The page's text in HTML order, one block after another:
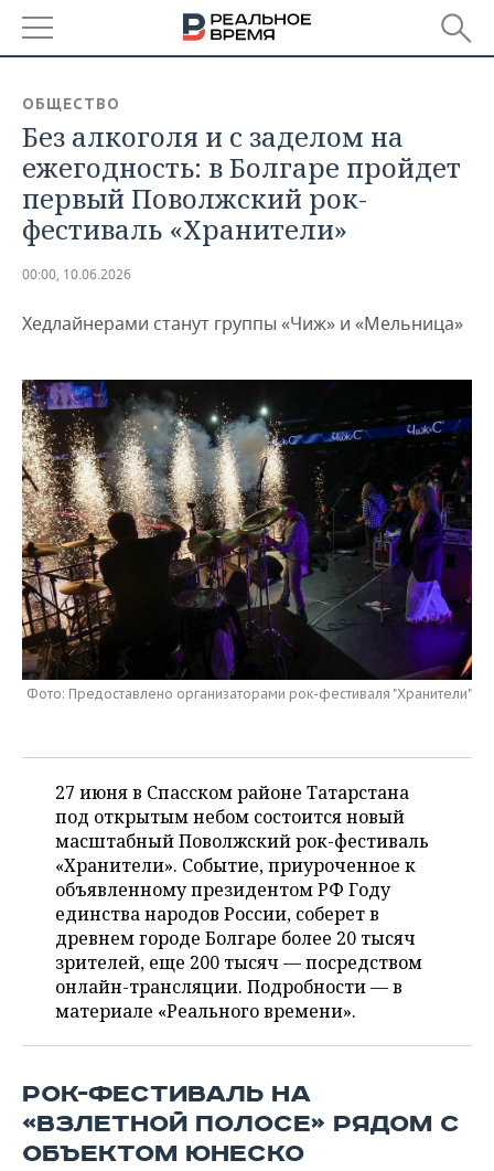
БАШКОРТОСТАН
ТАТАРСТАН
УДМУРТИЯ
НОВОСТИ
АНАЛИТИКА
НОВОСТИ АНАЛИТИКИ
ДЕКЛАРАЦИИ О ДОХОДАХ
КОРОЛИ ГОСЗАКАЗА ПФО
ВУЗЫ ТАТАРСТАНА
КОМУ ПРИНАДЛЕЖАТ
ТОРГОВЫЕ ЦЕНТРЫ
ТАТАРСТАНА
ЭКОНОМИКА
НОВОСТИ ЭКОНОМИКИ
ФИНАНСЫ
БАНКИ
БЮДЖЕТ
ИНВЕСТИЦИИ
ПРОМЫШЛЕННОСТЬ
НОВОСТИ
АГРОПРОМ
МАШИНОСТРОЕНИЕ
НЕФТЕХИМИЯ
НЕФТЬ
ОПК
ЭНЕРГЕТИКА
НЕДВИЖИМОСТЬ
НОВОСТИ НЕДВИЖИМОСТИ
АВТО
НОВОСТИ АВТО
БИЗНЕС
НОВОСТИ БИЗНЕСА
РОЗНИЧНАЯ ТОРГОВЛЯ
ТРАНСПОРТ
УСЛУГИ
ТЕХНОЛОГИИ
НОВОСТИ ТЕХНОЛОГИЙ
IT
МЕДИА
ТЕЛЕКОММУНИКАЦИИ
МЕРОПРИЯТИЯ
НОВОСТИ МЕРОПРИЯТИЙ
ВЫЕЗДНАЯ РЕДАКЦИЯ
БИЗНЕС-БРАНЧИ
ОТКРЫТАЯ ЛЕКЦИЯ
СПОРТ
НОВОСТИ СПОРТА
ФУТБОЛ
БАСКЕТБОЛ
ВОЛЕЙБОЛ
КИБЕРСПОРТ
ФИГУРНОЕ КАТАНИЕ
ВОДНЫЕ ВИДЫ СПОРТА
ХОККЕЙ С МЯЧОМ
ОБЩЕСТВО
НОВОСТИ ОБЩЕСТВА
ИНФРАСТРУКТУРА
ИСТОРИЯ
КУЛЬТУРА
МЕДИЦИНА
ОБРАЗОВАНИЕ
ПРОИСШЕСТВИЯ
ФОТОГАЛЕРЕЯ
СПРАВОЧНИК
СПИСОК ПЕРСОН
СПИСОК КОМПАНИЙ
ПОЛНАЯ ВЕРСИЯ
ОБЩЕСТВО
Без алкоголя и с заделом на
ежегодность: в Болгаре пройдет
первый Поволжский рок-
фестиваль «Хранители»
00:00, 10.06.2026
Хедлайнерами станут группы «Чиж» и «Мельница»
Фото: Предоставлено организаторами рок-фестиваля "Хранители"
27 июня в Спасском районе Татарстана
под открытым небом состоится новый
масштабный Поволжский рок-фестиваль
«Хранители». Событие, приуроченное к
объявленному президентом РФ Году
единства народов России, соберет в
древнем городе Болгаре более 20 тысяч
зрителей, еще 200 тысяч — посредством
онлайн-трансляции. Подробности — в
материале «Реального времени».
РОК-ФЕСТИВАЛЬ НА
«ВЗЛЕТНОЙ ПОЛОСЕ» РЯДОМ С
ОБЪЕКТОМ ЮНЕСКО